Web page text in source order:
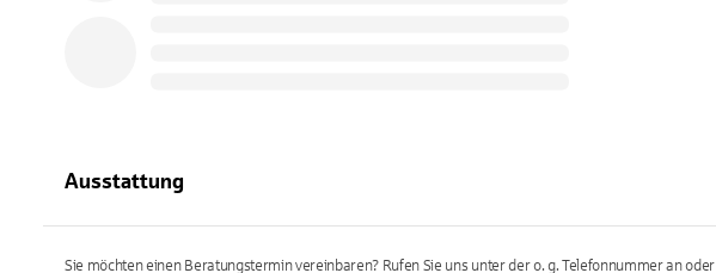
Ausstattung
Sie möchten einen Beratungstermin vereinbaren? Rufen Sie uns unter der o. g. Telefonnummer an oder